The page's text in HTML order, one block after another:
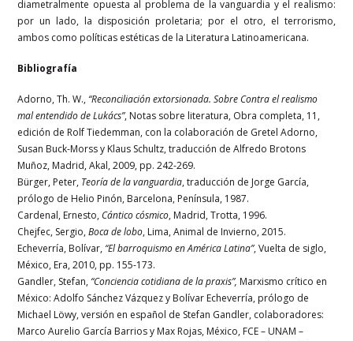
diametralmente opuesta al problema de la vanguardia y el realismo:
por un lado, la disposición proletaria; por el otro, el terrorismo,
ambos como políticas estéticas de la Literatura Latinoamericana.
Bibliografía
Adorno, Th. W.,“Reconciliación extorsionada. Sobre Contra el realismo
mal entendido de Lukács”, Notas sobre literatura, Obra completa, 11,
edición de Rolf Tiedemman, con la colaboración de Gretel Adorno,
Susan Buck-Morss y Klaus Schultz, traducción de Alfredo Brotons
Muñoz, Madrid, Akal, 2009, pp. 242-269.
Bürger, Peter, Teoría de la vanguardia, traducción de Jorge García,
prólogo de Helio Pinón, Barcelona, Península, 1987.
Cardenal, Ernesto, Cántico cósmico, Madrid, Trotta, 1996.
Chejfec, Sergio,Boca de lobo, Lima, Animal de Invierno, 2015.
Echeverría, Bolívar,“El barroquismo en América Latina”, Vuelta de siglo,
México, Era, 2010, pp. 155-173.
Gandler, Stefan,“Conciencia cotidiana de la praxis”, Marxismo crítico en
México: Adolfo Sánchez Vázquez y Bolívar Echeverría, prólogo de
Michael Löwy, versión en español de Stefan Gandler, colaboradores:
Marco Aurelio García Barrios y Max Rojas, México, FCE – UNAM –